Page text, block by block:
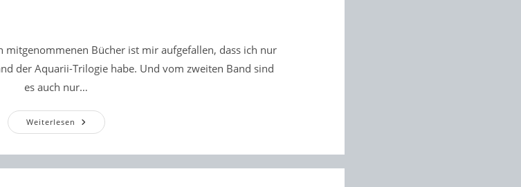
mitgenommenen Bücher ist mir aufgefallen, dass ich nur
der Aquarii-Trilogie habe. Und vom zweiten Band sind
es auch nur…
Weiterlesen Plötzlich
Keine